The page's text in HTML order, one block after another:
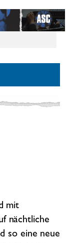
mit
nächtliche
so eine neue